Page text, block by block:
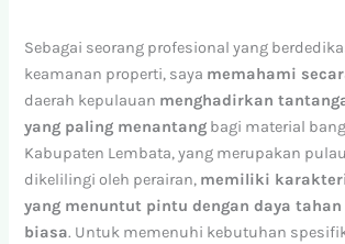
Sebagai seorang profesional yang
keamanan properti, saya memahami
daerah kepulauan menghadirkan
yang paling menantang bagi material
Kabupaten Lembata, yang merupakan
dikelilingi oleh perairan, memiliki
yang menuntut pintu dengan daya
biasa. Untuk memenuhi kebutuhan